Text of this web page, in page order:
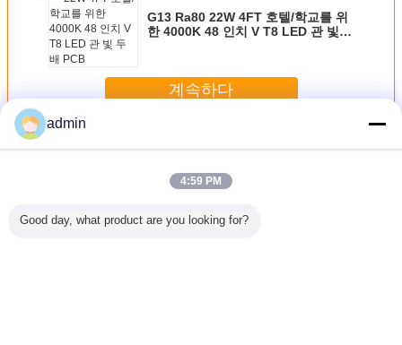
G13 Ra80 22W 4FT 호텔/학교를 위
한 4000K 48 인치 V T8 LED 관 빛
계속하다
더 많은 것
admin
4:59 PM
Good day, what product are you looking for?